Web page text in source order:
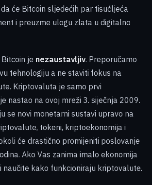
će Bitcoin sljedećih par tisućljeća
i preuzme ulogu zlata u digitalno
je nezaustavljiv. Preporučamo
tehnologiju a ne staviti fokus na
Kriptovaluta je samo prvi
nastao na ovoj mreži 3. siječnja 2009.
se novi monetarni sustavi upravo na
tokeni, kriptoekonomija i
će drastično promijeniti poslovanje
Ako Vas zanima imalo ekonomija
naučite kako funkcioniraju kriptovalute.